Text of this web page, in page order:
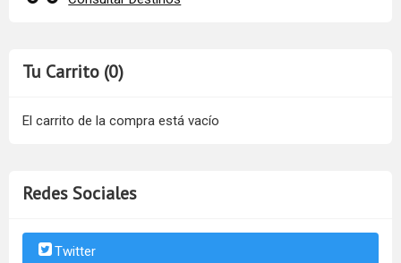
Tu Carrito (0)
El carrito de la compra está vacío
Redes Sociales
Twitter